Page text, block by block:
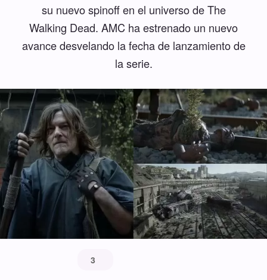
su nuevo spinoff en el universo de The
Walking Dead. AMC ha estrenado un nuevo
avance desvelando la fecha de lanzamiento de
la serie.
3